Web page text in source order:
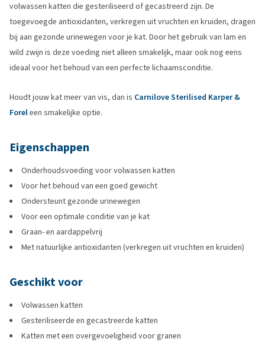
volwassen katten die gesteriliseerd of gecastreerd zijn. De
toegevoegde antioxidanten, verkregen uit vruchten en kruiden, dragen
bij aan gezonde urinewegen voor je kat. Door het gebruik van lam en
wild zwijn is deze voeding niet alleen smakelijk, maar ook nog eens
ideaal voor het behoud van een perfecte lichaamsconditie.
Houdt jouw kat meer van vis, dan is Carnilove Sterilised Karper &
Foreleen smakelijke optie.
Eigenschappen
Onderhoudsvoeding voor volwassen katten
Voor het behoud van een goed gewicht
Ondersteunt gezonde urinewegen
Voor een optimale conditie van je kat
Graan- en aardappelvrij
Met natuurlijke antioxidanten (verkregen uit vruchten en kruiden)
Geschikt voor
Volwassen katten
Gesteriliseerde en gecastreerde katten
Katten met een overgevoeligheid voor granen